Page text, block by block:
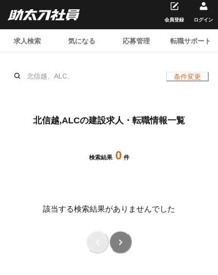
求人検索 気になる 応募管理 転職サポート
会員登録 ログイン
北信越、ALC、 条件変更
北信越,ALCの建設求人・転職情報一覧
検索結果 0 件
該当する検索結果がありませんでした